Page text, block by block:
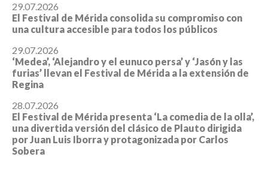
29.07.2026
El Festival de Mérida consolida su compromiso con
una cultura accesible para todos los públicos
29.07.2026
‘Medea’, ‘Alejandro y el eunuco persa’ y ‘Jasón y las
furias’ llevan el Festival de Mérida a la extensión de
Regina
28.07.2026
El Festival de Mérida presenta ‘La comedia de la olla’,
una divertida versión del clásico de Plauto dirigida
por Juan Luis Iborra y protagonizada por Carlos
Sobera